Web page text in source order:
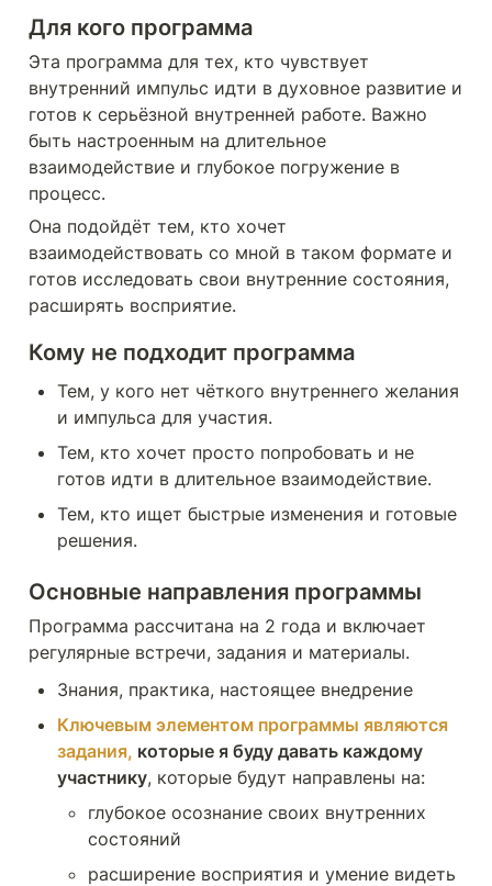
Для кого программа
Эта программа для тех, кто чувствует
внутренний импульс идти в духовное развитие и
готов к серьёзной внутренней работе. Важно
быть настроенным на длительное
взаимодействие и глубокое погружение в
процесс.
Она подойдёт тем, кто хочет
взаимодействовать со мной в таком формате и
готов исследовать свои внутренние состояния,
расширять восприятие.
Кому не подходит программа
Тем, у кого нет чёткого внутреннего желания
и импульса для участия.
Тем, кто хочет просто попробовать и не
готов идти в длительное взаимодействие.
Тем, кто ищет быстрые изменения и готовые
решения.
Основные направления программы
Программа рассчитана на 2 года и включает
регулярные встречи, задания и материалы.
Знания, практика, настоящее внедрение
Ключевым элементом программы являются
задания, которые я буду давать каждому
участнику, которые будут направлены на:
глубокое осознание своих внутренних
состояний
расширение восприятия и умение видеть